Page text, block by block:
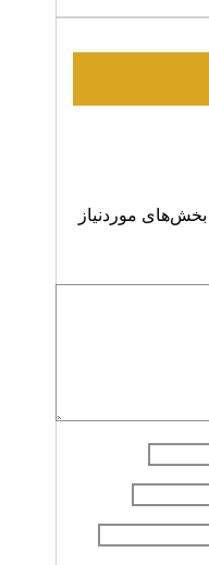
بخش‌های موردنیاز